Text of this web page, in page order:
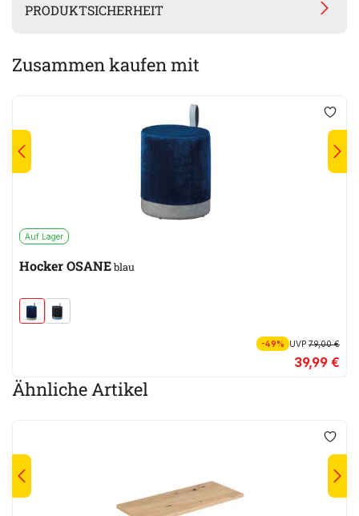
PRODUKTSICHERHEIT
Zusammen kaufen mit
Auf Lager
Hocker OSANEblau
-49% UVP79,00 €
39,99 €
Ähnliche Artikel